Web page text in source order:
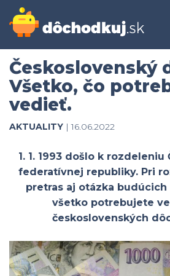
Československý
Všetko, čo
vedieť.
AKTUALITY | 16.06.2022
1. 1. 1993 došlo k
federatívnej republiky. Pri
pretras aj otázka budúcich
všetko potrebujete
československých